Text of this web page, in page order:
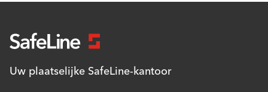
Uw plaatselijke SafeLine-kantoor